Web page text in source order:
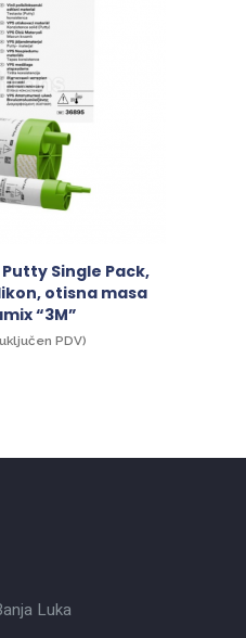
Single Pack,
otisna masa
“3M”
PDV)
Luka